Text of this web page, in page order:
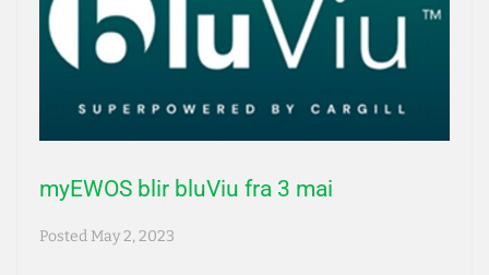
myEWOS blir bluViu fra 3 mai
Posted May 2, 2023